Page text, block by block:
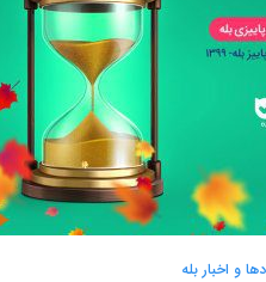
و اخبار بله